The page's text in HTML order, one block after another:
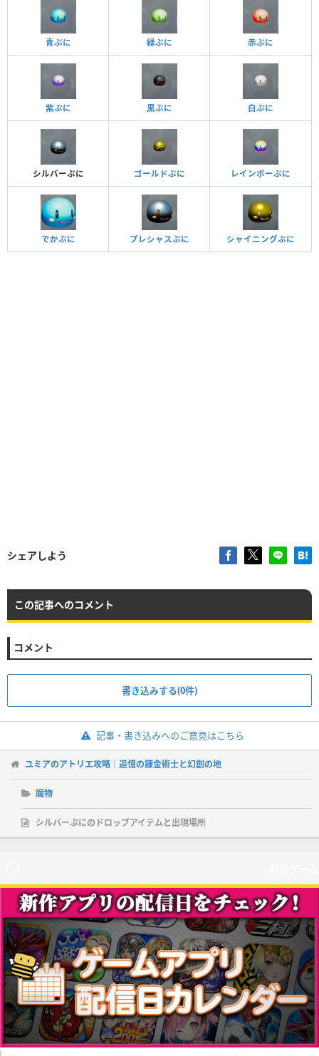
青ぷに 緑ぷに 赤ぷに
紫ぷに 黒ぷに 白ぷに
シルバーぷに ゴールドぷに レインボーぷに
でかぷに プレシャスぷに シャイニングぷに
シェアしよう
この記事へのコメント
コメント
書き込みする(0件)
記事・書き込みへのご意見はこちら
ユミアのアトリエ攻略｜追憶の錬金術士と幻創の地
魔物
シルバーぷにのドロップアイテムと出現場所